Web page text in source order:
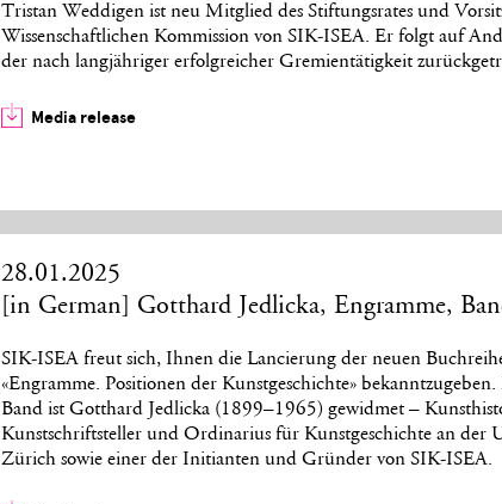
Tristan Weddigen ist neu Mitglied des Stiftungsrates und
Wissenschaftlichen Kommission von SIK-ISEA. Er folgt auf
der nach langjähriger erfolgreicher Gremientätigkeit
Media release
28.01.2025
[in German] Gotthard Jedlicka, Engramme,
SIK-ISEA freut sich, Ihnen die Lancierung der neuen
«Engramme. Positionen der Kunstgeschichte» bekanntzugeben.
Band ist Gotthard Jedlicka (1899–1965) gewidmet –
Kunstschriftsteller und Ordinarius für Kunstgeschichte an der
Zürich sowie einer der Initianten und Gründer von SIK-ISEA.